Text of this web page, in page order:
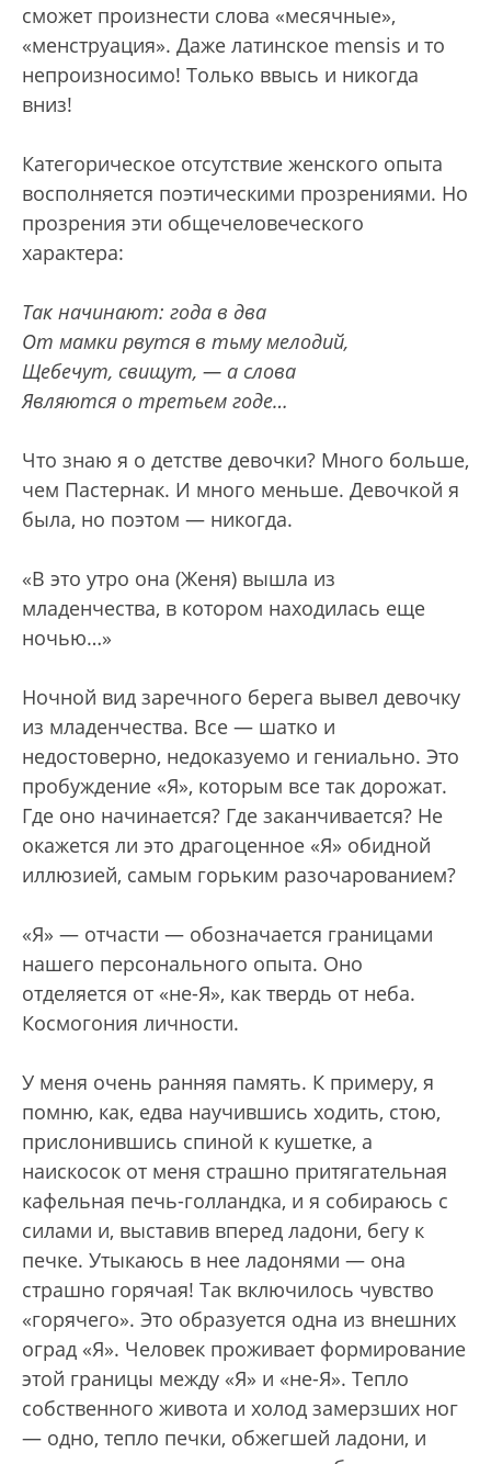
сможет произнести слова «месячные»,
«менструация». Даже латинское mensis и то
непроизносимо! Только ввысь и никогда
вниз!
Категорическое отсутствие женского опыта
восполняется поэтическими прозрениями. Но
прозрения эти общечеловеческого
характера:
Так начинают: года в два
От мамки рвутся в тьму мелодий,
Щебечут, свищут, — а слова
Являются о третьем годе…
Что знаю я о детстве девочки? Много больше,
чем Пастернак. И много меньше. Девочкой я
была, но поэтом — никогда.
«В это утро она (Женя) вышла из
младенчества, в котором находилась еще
ночью…»
Ночной вид заречного берега вывел девочку
из младенчества. Все — шатко и
недостоверно, недоказуемо и гениально. Это
пробуждение «Я», которым все так дорожат.
Где оно начинается? Где заканчивается? Не
окажется ли это драгоценное «Я» обидной
иллюзией, самым горьким разочарованием?
«Я» — отчасти — обозначается границами
нашего персонального опыта. Оно
отделяется от «не-Я», как твердь от неба.
Космогония личности.
У меня очень ранняя память. К примеру, я
помню, как, едва научившись ходить, стою,
прислонившись спиной к кушетке, а
наискосок от меня страшно притягательная
кафельная печь-голландка, и я собираюсь с
силами и, выставив вперед ладони, бегу к
печке. Утыкаюсь в нее ладонями — она
страшно горячая! Так включилось чувство
«горячего». Это образуется одна из внешних
оград «Я». Человек проживает формирование
этой границы между «Я» и «не-Я». Тепло
собственного живота и холод замерзших ног
— одно, тепло печки, обжегшей ладони, и